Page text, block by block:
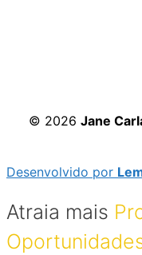
© 2026 Jane
Desenvolvido por
Atraia mais